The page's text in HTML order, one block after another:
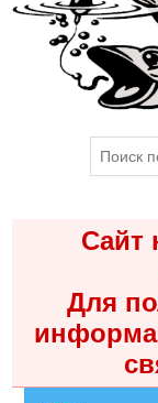
Сайт
Для